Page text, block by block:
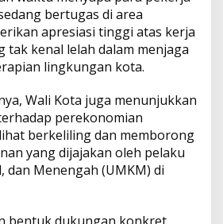
bertugas di area
apresiasi tinggi atas kerja
tak kenal lelah dalam menjaga
lingkungan kota.
Wali Kota juga menunjukkan
perekonomian
berkeliling dan memborong
yang dijajakan oleh pelaku
dan Menengah (UMKM) di